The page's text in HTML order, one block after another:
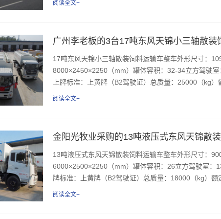
阅读全文+
广州李老板的3台17吨东风天锦小三轴散装
17吨东风天锦小三轴散装饲料运输车整车外形尺寸：
8000×2450×2250（mm）罐体容积：32-34立方驾驶
上牌标准：上黄牌（B2驾驶证）总质量：25000（kg
阅读全文+
金阳光牧业采购的13吨液压式东风天锦散
13吨液压式东风天锦散装饲料运输车整车外形尺寸：
6000×2500×2250（mm）罐体容积：26立方驾驶室：
牌标准：上黄牌（B2驾驶证）总质量：18000（kg）
阅读全文+